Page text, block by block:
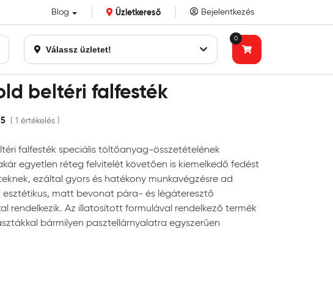
Blog Üzletkereső Bejelentkezés
Válassz üzletet!
0
le. Köszönjük eddigi bizalmát!
beltéri falfesték
5 ( 1 értékelés )
falfesték speciális töltőanyag-összetételének
egyetlen réteg felvitelét követően is kiemelkedő fedést
ezáltal gyors és hatékony munkavégzésre ad
esztétikus, matt bevonat pára- és légáteresztő
rendelkezik. Az illatosított formulával rendelkező termék
bármilyen pasztellárnyalatra egyszerűen